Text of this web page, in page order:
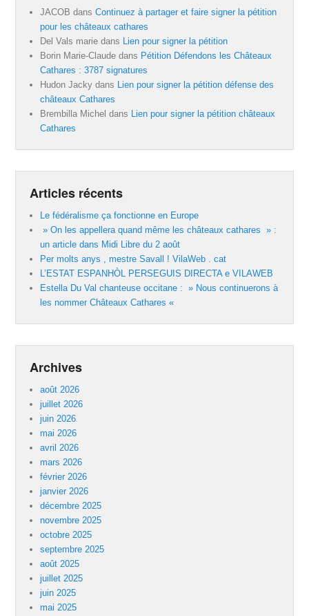
JACOB dansContinuez à partager et faire signer la pétition
pour les châteaux cathares
Del Vals marie dans Lien pour signer la pétition
Borin Marie-Claude dans Pétition Défendons les Châteaux
Cathares : 3787 signatures
Hudon Jacky dans Lien pour signer la pétition défense des
châteaux Cathares
Brembilla Michel dans Lien pour signer la pétition châteaux
Cathares
Articles récents
Le fédéralisme ça fonctionne en Europe
» On les appellera quand même les châteaux cathares » :
un article dans Midi Libre du 2 août
Per molts anys , mestre Savall ! VilaWeb . cat
L’ESTAT ESPANHÒL PERSEGUIS DIRECTA e VILAWEB
Estella Du Val chanteuse occitane : » Nous continuerons à
les nommer Châteaux Cathares «
Archives
août 2026
juillet 2026
juin 2026
mai 2026
avril 2026
mars 2026
février 2026
janvier 2026
décembre 2025
novembre 2025
octobre 2025
septembre 2025
août 2025
juillet 2025
juin 2025
mai 2025